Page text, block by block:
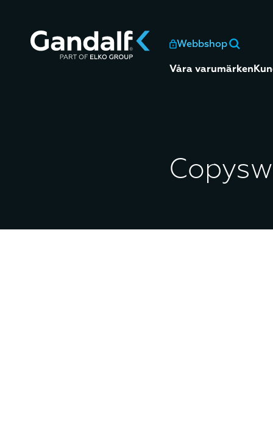
Webbshop
Våra varumärken